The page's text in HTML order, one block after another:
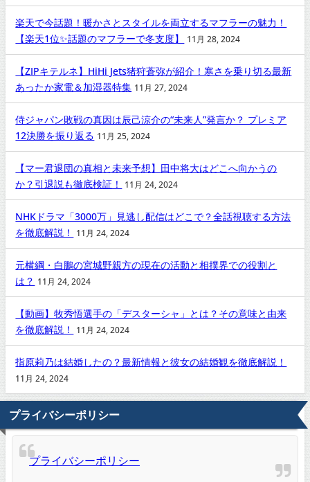
楽天で今話題！暖かさとスタイルを両立するマフラーの魅力！
【楽天1位✨話題のマフラーで冬支度】
11月 28, 2024
【ZIPキテルネ】HiHi Jets猪狩蒼弥が紹介！寒さを乗り切る最新
あったか家電＆加湿器特集 11月 27, 2024
侍ジャパン敗戦の真因は辰己涼介の“未来人”発言か？ プレミア
12決勝を振り返る 11月 25, 2024
【マー君退団の真相と未来予想】田中将大はどこへ向かうの
か？引退説も徹底検証！
11月 24, 2024
NHKドラマ「3000万」見逃し配信はどこで？全話視聴する方法
を徹底解説！
11月 24, 2024
元横綱・白鵬の宮城野親方の現在の活動と相撲界での役割と
は？ 11月 24, 2024
【動画】牧秀悟選手の「デスターシャ」とは？その意味と由来
を徹底解説！
11月 24, 2024
指原莉乃は結婚したの？最新情報と彼女の結婚観を徹底解説！
11月 24, 2024
プライバシーポリシー
プライバシーポリシー